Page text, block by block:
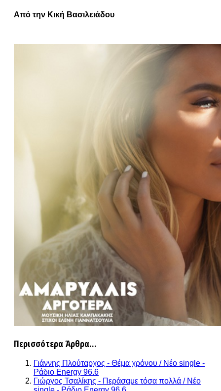
Από την Κική Βασιλειάδου
Περισσότερα Άρθρα...
Γιάννης Πλούταρχος - Θέμα χρόνου / Νέο single -
Ράδιο Energy 96.6
Γιώργος Τσαλίκης - Περάσαμε τόσα πολλά / Νέο